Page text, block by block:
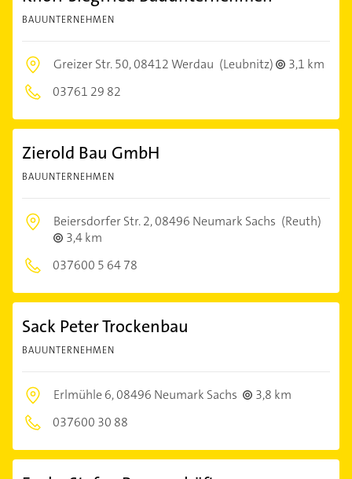
BAUUNTERNEHMEN
Greizer Str. 50,08412 Werdau (Leubnitz)
3,1 km
03761 29 82
Zierold Bau GmbH
BAUUNTERNEHMEN
Beiersdorfer Str. 2,08496 Neumark Sachs (Reuth)
3,4 km
037600 5 64 78
Sack Peter Trockenbau
BAUUNTERNEHMEN
Erlmühle 6,08496 Neumark Sachs
3,8 km
037600 30 88